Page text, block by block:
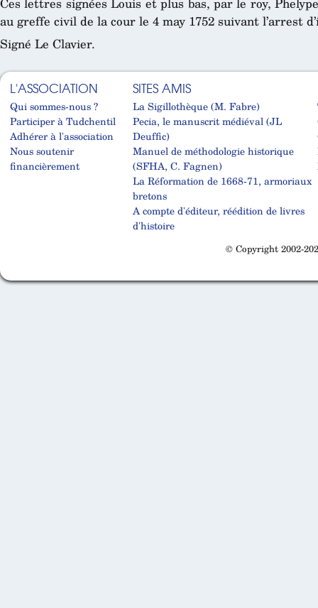
au greffe civil de la cour le 4 may 1752 suivant l’arrest
Signé Le Clavier.
L'ASSOCIATION
Qui sommes-nous ?
Participer à Tudchentil
Adhérer à l'association
Nous soutenir
financièrement
SITES AMIS
La Sigillothèque (M. Fabre)
Pecia, le manuscrit médiéval (JL
Deuffic)
Manuel de méthodologie historique
(SFHA, C. Fagnen)
La Réformation de 1668-71, armoriaux
bretons
A compte d'éditeur, réédition de livres
d'histoire
© Copyright 2002-